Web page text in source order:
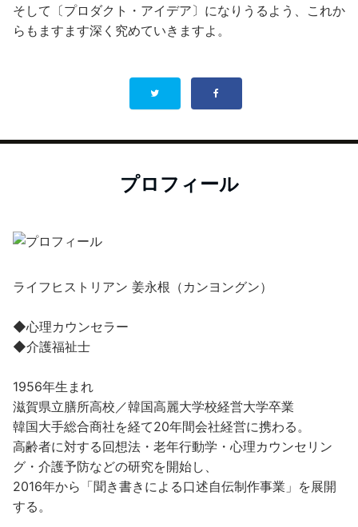
そして〔プロダクト・アイデア〕になりうるよう、これか
らもますます深く究めていきますよ。
プロフィール
ライフヒストリアン 姜永根（カンヨングン）
◆心理カウンセラー
◆介護福祉士
1956年生まれ
滋賀県立膳所高校／韓国高麗大学校経営大学卒業
韓国大手総合商社を経て20年間会社経営に携わる。
高齢者に対する回想法・老年行動学・心理カウンセリン
グ・介護予防などの研究を開始し、
2016年から「聞き書きによる口述自伝制作事業」を展開
する。